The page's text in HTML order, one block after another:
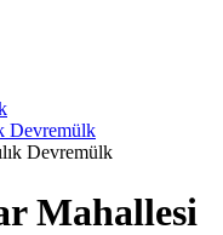
Devremülk
Devremülk
Mahallesi